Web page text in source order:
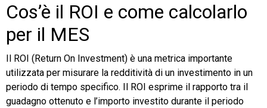
Cos’è il ROI e come calcolarlo
per il MES
Il ROI (Return On Investment) è una metrica importante
utilizzata per misurare la redditività di un investimento in un
periodo di tempo specifico. Il ROI esprime il rapporto tra il
guadagno ottenuto e l’importo investito durante il periodo